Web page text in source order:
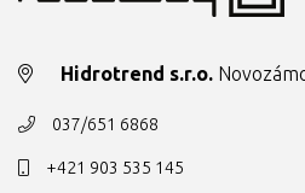
Hidrotrend s.r.o.
037/651 6868
+421 903 535 145